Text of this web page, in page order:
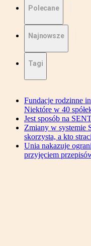
Polecane
Najnowsze
Tagi
Fundacje rodzinne
Niektóre w 40
Jest sposób na
Zmiany w systemie
skorzysta, a kto straci
Unia nakazuje
przyjęciem